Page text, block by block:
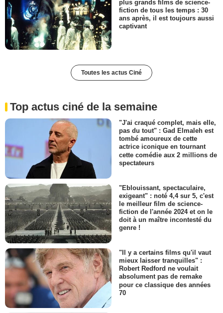
plus grands films de science-
fiction de tous les temps : 30
ans après, il est toujours aussi
captivant
Toutes les actus Ciné
Top actus ciné de la semaine
"J'ai craqué complet, mais elle,
pas du tout" : Gad Elmaleh est
tombé amoureux de cette
actrice iconique en tournant
cette comédie aux 2 millions de
spectateurs
"Eblouissant, spectaculaire,
exigeant" : noté 4,4 sur 5, c'est
le meilleur film de science-
fiction de l'année 2024 et on le
doit à un maître incontesté du
genre !
"Il y a certains films qu'il vaut
mieux laisser tranquilles" :
Robert Redford ne voulait
absolument pas de remake
pour ce classique des années
70